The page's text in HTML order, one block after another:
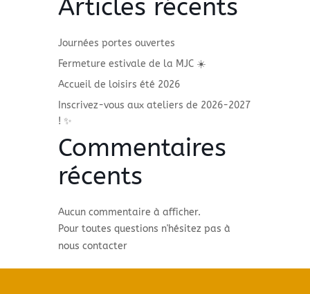
Articles récents
Journées portes ouvertes
Fermeture estivale de la MJC ☀️
Accueil de loisirs été 2026
Inscrivez-vous aux ateliers de 2026-2027
! ✨
Commentaires
récents
Aucun commentaire à afficher.
Pour toutes questions n'hésitez pas à
nous contacter